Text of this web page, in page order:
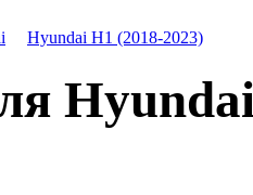
Hyundai H1 (2018-2023)